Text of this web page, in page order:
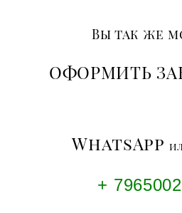
Вы так же
ОФОРМИТЬ
WhatsApp
+